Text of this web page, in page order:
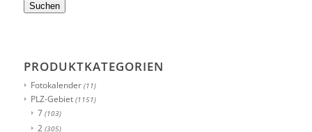
Suchen
PRODUKTKATEGORIEN
Fotokalender (11)
PLZ-Gebiet (1151)
7 (103)
2 (305)